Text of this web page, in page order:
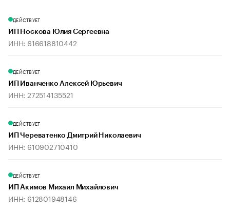
ДЕЙСТВУЕТ
ИП Носкова Юлия Сергеевна
ИНН: 616618810442
ДЕЙСТВУЕТ
ИП Иванченко Алексей Юрьевич
ИНН: 272514135521
ДЕЙСТВУЕТ
ИП Череватенко Дмитрий Николаевич
ИНН: 610902710410
ДЕЙСТВУЕТ
ИП Акимов Михаил Михайлович
ИНН: 612801948146